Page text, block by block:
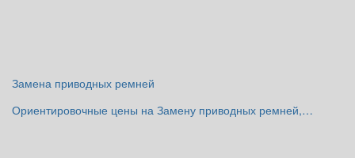
Замена приводных ремней
Ориентировочные цены на Замену приводных ремней,…